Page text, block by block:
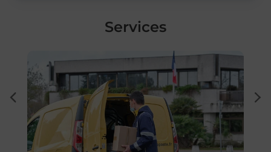
Services
En savoir plus